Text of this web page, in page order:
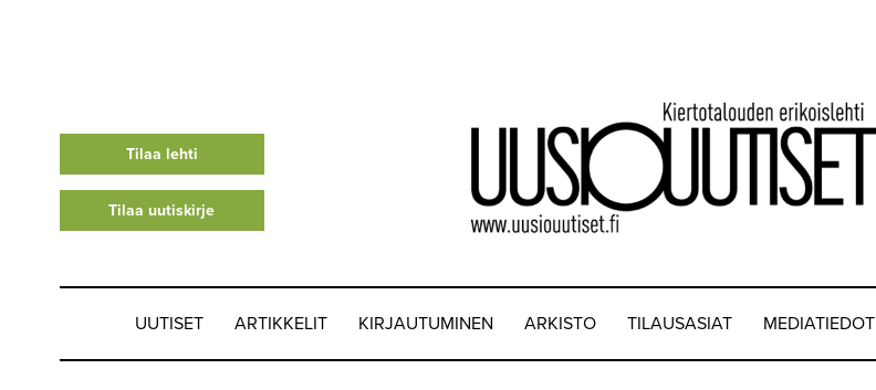
Tilaa lehti
Tilaa uutiskirje
UUTISET ARTIKKELIT KIRJAUTUMINEN ARKISTO TILAUSASIAT MEDIATIEDOT